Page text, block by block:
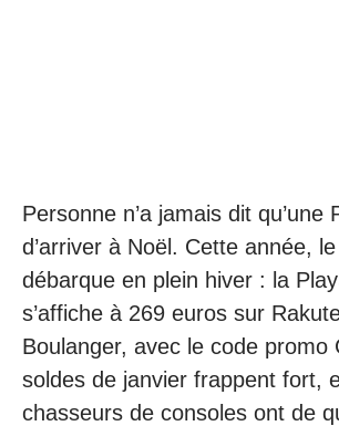
Personne n’a jamais dit qu’une
d’arriver à Noël. Cette année,
débarque en plein hiver : la
s’affiche à 269 euros sur
Boulanger, avec le code promo
soldes de janvier frappent fort,
chasseurs de consoles ont de